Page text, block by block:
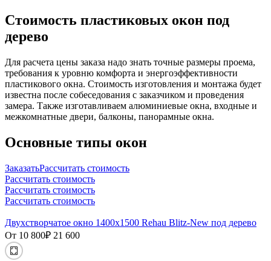
Стоимость пластиковых окон под
дерево
Для расчета цены заказа надо знать точные размеры проема,
требования к уровню комфорта и энергоэффективности
пластикового окна. Стоимость изготовления и монтажа будет
известна после собеседования с заказчиком и проведения
замера. Также изготавливаем алюминиевые окна, входные и
межкомнатные двери, балконы, панорамные окна.
Основные типы окон
ЗаказатьРассчитать стоимость
Рассчитать стоимость
Рассчитать стоимость
Рассчитать стоимость
Двухстворчатое окно 1400х1500 Rehau Blitz-New под дерево
От 10 800₽ 21 600